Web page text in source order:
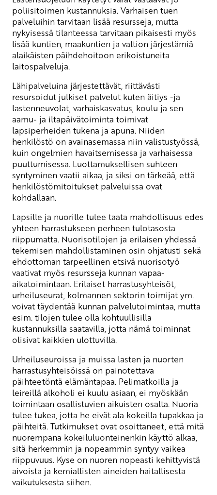
poliisitoimen kustannuksia. Varhaisen tuen
palveluihin tarvitaan lisää resursseja, mutta
nykyisessä tilanteessa tarvitaan pikaisesti myös
lisää kuntien, maakuntien ja valtion järjestämiä
alaikäisten päihdehoitoon erikoistuneita
laitospalveluja.
Lähipalveluina järjestettävät, riittävästi
resursoidut julkiset palvelut kuten äitiys -ja
lastenneuvolat, varhaiskasvatus, koulu ja sen
aamu- ja iltapäivätoiminta toimivat
lapsiperheiden tukena ja apuna. Niiden
henkilöstö on avainasemassa niin valistustyössä,
kuin ongelmien havaitsemisessa ja varhaisessa
puuttumisessa. Luottamuksellisen suhteen
syntyminen vaatii aikaa, ja siksi on tärkeää, että
henkilöstömitoitukset palveluissa ovat
kohdallaan.
Lapsille ja nuorille tulee taata mahdollisuus edes
yhteen harrastukseen perheen tulotasosta
riippumatta. Nuorisotilojen ja erilaisen yhdessä
tekemisen mahdollistaminen osin ohjatusti sekä
ehdottoman tarpeellinen etsivä nuorisotyö
vaativat myös resursseja kunnan vapaa-
aikatoimintaan. Erilaiset harrastusyhteisöt,
urheiluseurat, kolmannen sektorin toimijat ym.
voivat täydentää kunnan palvelutoimintaa, mutta
esim. tilojen tulee olla kohtuullisilla
kustannuksilla saatavilla, jotta nämä toiminnat
olisivat kaikkien ulottuvilla.
Urheiluseuroissa ja muissa lasten ja nuorten
harrastusyhteisöissä on painotettava
päihteetöntä elämäntapaa. Pelimatkoilla ja
leireillä alkoholi ei kuulu asiaan, ei myöskään
toimintaan osallistuvien aikuisten osalta. Nuoria
tulee tukea, jotta he eivät ala kokeilla tupakkaa ja
päihteitä. Tutkimukset ovat osoittaneet, että mitä
nuorempana kokeiluluonteinenkin käyttö alkaa,
sitä herkemmin ja nopeammin syntyy vaikea
riippuvuus. Kyse on nuoren nopeasti kehittyvistä
aivoista ja kemiallisten aineiden haitallisesta
vaikutuksesta siihen.